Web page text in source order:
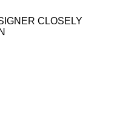
CLOSELY